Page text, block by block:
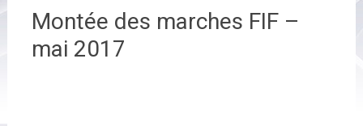
Montée des marches FIF –
mai 2017